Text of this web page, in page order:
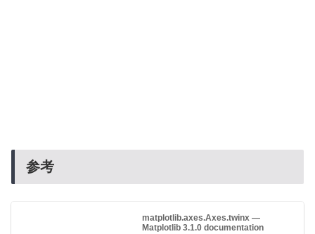
参考
matplotlib.axes.Axes.twinx —
Matplotlib 3.1.0 documentation